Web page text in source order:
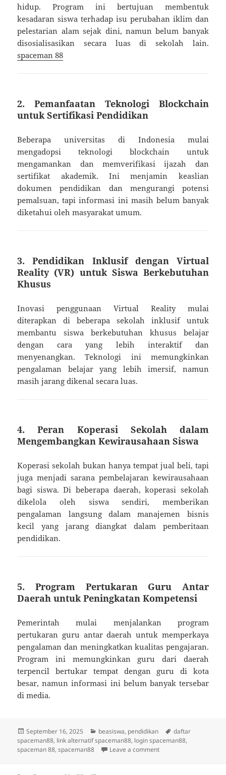
hidup. Program ini bertujuan membentuk
kesadaran siswa terhadap isu perubahan iklim dan
pelestarian alam sejak dini, namun belum banyak
disosialisasikan secara luas di sekolah lain.
spaceman 88
2.Pemanfaatan Teknologi Blockchain
untuk Sertifikasi Pendidikan
Beberapa universitas di Indonesia mulai
mengadopsi teknologi blockchain untuk
mengamankan dan memverifikasi ijazah dan
sertifikat akademik. Ini menjamin keaslian
dokumen pendidikan dan mengurangi potensi
pemalsuan, tapi informasi ini masih belum banyak
diketahui oleh masyarakat umum.
3.Pendidikan Inklusif dengan Virtual
Reality (VR) untuk Siswa Berkebutuhan
Khusus
Inovasi penggunaan Virtual Reality mulai
diterapkan di beberapa sekolah inklusif untuk
membantu siswa berkebutuhan khusus belajar
dengan cara yang lebih interaktif dan
menyenangkan. Teknologi ini memungkinkan
pengalaman belajar yang lebih imersif, namun
masih jarang dikenal secara luas.
4.Peran Koperasi Sekolah dalam
Mengembangkan Kewirausahaan Siswa
Koperasi sekolah bukan hanya tempat jual beli, tapi
juga menjadi sarana pembelajaran kewirausahaan
bagi siswa. Di beberapa daerah, koperasi sekolah
dikelola oleh siswa sendiri, memberikan
pengalaman langsung dalam manajemen bisnis
kecil yang jarang diangkat dalam pemberitaan
pendidikan.
5. Program Pertukaran Guru Antar
Daerah untuk Peningkatan Kompetensi
Pemerintah mulai menjalankan program
pertukaran guru antar daerah untuk memperkaya
pengalaman dan meningkatkan kualitas pengajaran.
Program ini memungkinkan guru dari daerah
terpencil bertukar tempat dengan guru di kota
besar, namun informasi ini belum banyak tersebar
di media.
Posted
on
September 16, 2025 Categories
beasiswa, pendidikan Tags
daftar
spaceman88, link alternatif spaceman88, login spaceman88,
spaceman 88,spaceman88 Leave a commenton Rahasia Pendidikan